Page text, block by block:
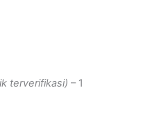
terverifikasi) – 1